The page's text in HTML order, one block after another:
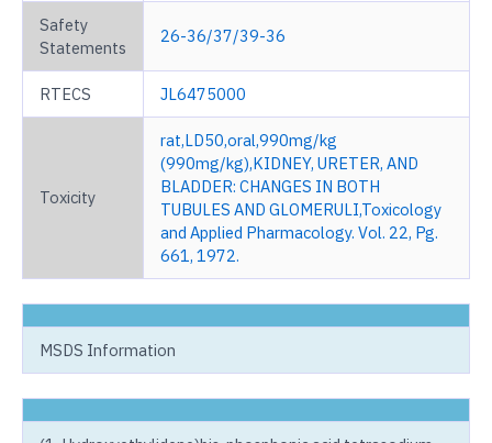
Safety
Statements
26-36/37/39-36
RTECS JL6475000
Toxicity
rat,LD50,oral,990mg/kg
(990mg/kg),KIDNEY, URETER, AND
BLADDER: CHANGES IN BOTH
TUBULES AND GLOMERULI,Toxicology
and Applied Pharmacology. Vol. 22, Pg.
661, 1972.
MSDS Information